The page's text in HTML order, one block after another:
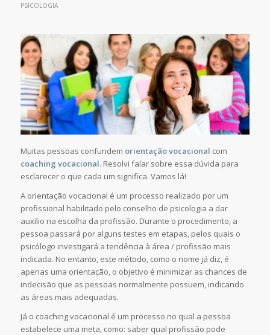
PSICOLOGIA
Muitas pessoas confundem orientação vocacional com
coaching vocacional. Resolvi falar sobre essa dúvida para
esclarecer o que cada um significa. Vamos lá!
A orientação vocacional é um processo realizado por um
profissional habilitado pelo conselho de psicologia a dar
auxílio na escolha da profissão. Durante o procedimento, a
pessoa passará por alguns testes em etapas, pelos quais o
psicólogo investigará a tendência à área / profissão mais
indicada. No entanto, este método, como o nome já diz, é
apenas uma orientação, o objetivo é minimizar as chances de
indecisão que as pessoas normalmente possuem, indicando
as áreas mais adequadas.
Já o coaching vocacional é um processo no qual a pessoa
estabelece uma meta, como: saber qual profissão pode